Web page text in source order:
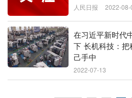
人民日报 2022-08-
在习近平新时代
下 长机科技：把
己手中
2022-07-13